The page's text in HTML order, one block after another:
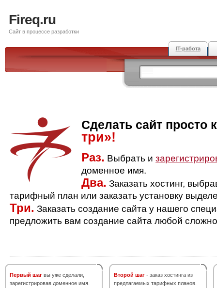
Fireq.ru
Сайт в процессе разработки
IT-работа
Сделать сайт просто
три»!
Раз. Выбрать и
доменное имя.
Два. Заказать хостинг,
тарифный план или заказать установку
Три. Заказать создание сайта у нашего
предложить вам создание сайта любой
Первый шаг вы уже сделали,
зарегистрировав доменное имя.
Второй шаг - заказ хостинга из
предлагаемых тарифных планов.